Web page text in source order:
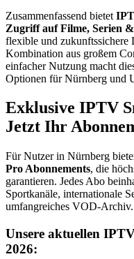
Zusammenfassend bietet
Zugriff auf Filme, Serien
flexible und zukunftssichere
Kombination aus großem
einfacher Nutzung macht
Optionen für Nürnberg und
Exklusive IPTV
Jetzt Ihr
Für Nutzer in Nürnberg
Pro Abonnements, die
garantieren. Jedes Abo
Sportkanäle, internationale
umfangreiches VOD-Archiv.
Unsere aktuellen
2026: